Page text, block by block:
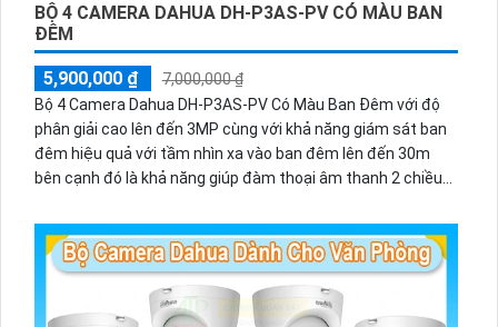
BỘ 4 CAMERA DAHUA DH-P3AS-PV CÓ MÀU BAN
ĐÊM
5,900,000 ₫
7,000,000 ₫
Bộ 4 Camera Dahua DH-P3AS-PV Có Màu Ban Đêm với độ
phân giải cao lên đến 3MP cùng với khả năng giám sát ban
đêm hiệu quả với tầm nhìn xa vào ban đêm lên đến 30m
bên cạnh đó là khả năng giúp đàm thoại âm thanh 2 chiều